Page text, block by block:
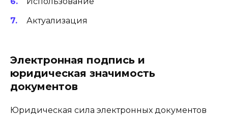
Актуализация
Электронная подпись и
юридическая значимость
документов
Юридическая сила электронных документов